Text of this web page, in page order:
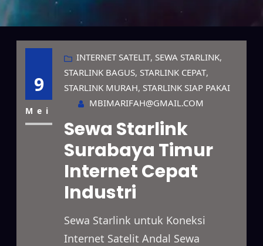
9
Mei
INTERNET SATELIT, SEWA STARLINK
STARLINK BAGUS, STARLINK CEPAT
STARLINK MURAH, STARLINK SIAP PAKAI
MBIMARIFAH@GMAIL.COM
Sewa Starlink
Surabaya Timur
Internet Cepat
Industri
Sewa Starlink untuk Koneksi
Internet Satelit Andal Sewa